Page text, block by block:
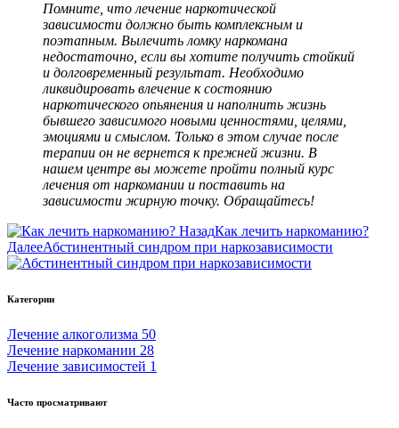
Помните, что лечение наркотической
зависимости должно быть комплексным и
поэтапным. Вылечить ломку наркомана
недостаточно, если вы хотите получить стойкий
и долговременный результат. Необходимо
ликвидировать влечение к состоянию
наркотического опьянения и наполнить жизнь
бывшего зависимого новыми ценностями, целями,
эмоциями и смыслом. Только в этом случае после
терапии он не вернется к прежней жизни. В
нашем центре вы можете пройти полный курс
лечения от наркомании и поставить на
зависимости жирную точку. Обращайтесь!
НазадКак лечить наркоманию?
ДалееАбстинентный синдром при наркозависимости
Категории
Лечение алкоголизма 50
Лечение наркомании 28
Лечение зависимостей 1
Часто просматривают